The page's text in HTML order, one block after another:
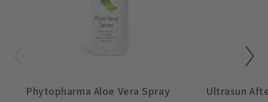
Phytopharma Aloe Vera Spray Ultrasun